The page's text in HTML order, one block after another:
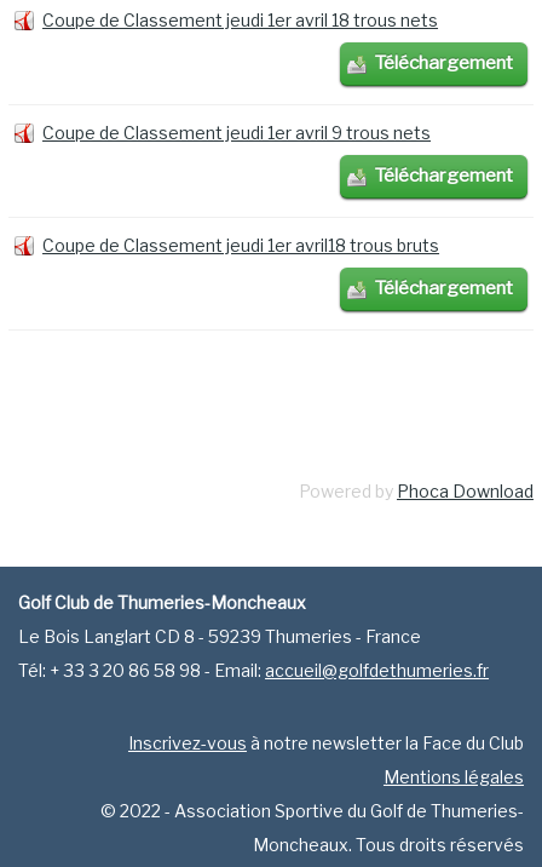
Coupe de Classement jeudi 1er avril 18 trous nets
Téléchargement
Coupe de Classement jeudi 1er avril 9 trous nets
Téléchargement
Coupe de Classement jeudi 1er avril18 trous bruts
Téléchargement
Powered by Phoca Download
Golf Club de Thumeries-Moncheaux
Le Bois Langlart CD 8 - 59239 Thumeries - France
Tél: + 33 3 20 86 58 98 - Email:accueil@golfdethumeries.fr
Inscrivez-vous à notre newsletter la Face du Club
Mentions légales
© 2022 - Association Sportive du Golf de Thumeries-
Moncheaux. Tous droits réservés